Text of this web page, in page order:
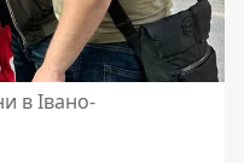
в Івано-